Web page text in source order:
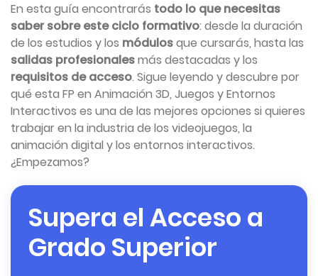
En esta guía encontrarás todo lo que necesitas
saber sobre este ciclo formativo: desde la duración
de los estudios y los módulosque cursarás, hasta las
salidas profesionalesmás destacadas y los
requisitos de acceso. Sigue leyendo y descubre por
qué esta FP en Animación 3D, Juegos y Entornos
Interactivos es una de las mejores opciones si quieres
trabajar en la industria de los videojuegos, la
animación digital y los entornos interactivos.
¿Empezamos?
Supera el Acceso a
Grado Superior